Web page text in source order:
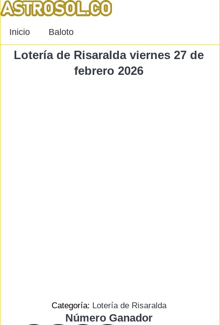
Inicio Baloto
Lotería de Risaralda viernes 27 de
febrero 2026
Categoría: Lotería de Risaralda
Número Ganador